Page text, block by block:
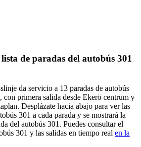
de paradas del autobús 301
da servicio a 13 paradas de autobús
con primera salida desde Ekerö centrum y
Desplázate hacia abajo para ver las
301 a cada parada y se mostrará la
del autobús 301. Puedes consultar el
301 y las salidas en tiempo real en la